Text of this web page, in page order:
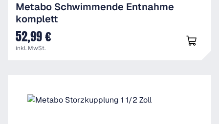
Metabo Schwimmende Entnahme
komplett
UVP
52,99 €
inkl. MwSt.